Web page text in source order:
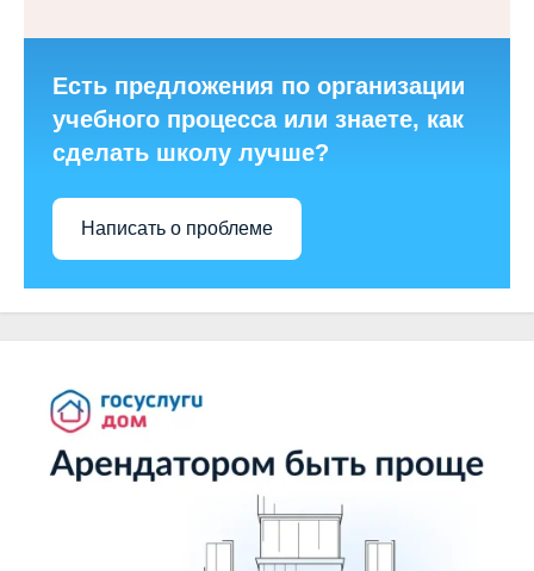
Есть предложения по организации
учебного процесса или знаете, как
сделать школу лучше?
Написать о проблеме